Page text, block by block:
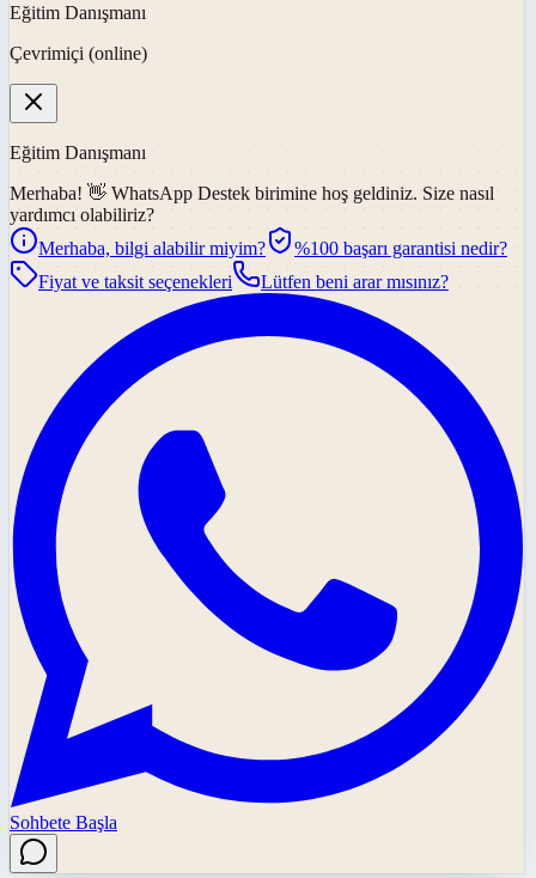
Eğitim Danışmanı
Çevrimiçi (online)
Eğitim Danışmanı
Merhaba! 👋 WhatsApp Destek birimine hoş geldiniz. Size nasıl
yardımcı olabiliriz?
Merhaba, bilgi alabilir miyim?
%100 başarı garantisi nedir?
Fiyat ve taksit seçenekleri
Lütfen beni arar mısınız?
Sohbete Başla